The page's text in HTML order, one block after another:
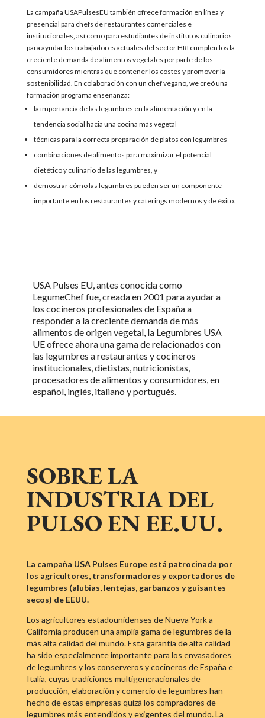
La campaña USAPulsesEU también ofrece formación en línea y
presencial para chefs de restaurantes comerciales e
institucionales, así comopara estudiantes deinstitutos culinarios
para ayudarlos trabajadores actuales del sector HRI cumplen los la
creciente demanda de alimentos vegetales por parte de los
consumidores mientras que contener los costes y promover la
sostenibilidad. En colaboración con un chef vegano, we creó una
formación programa enseñanza:
la importancia de las legumbres en la alimentación y en la
tendencia social hacia una cocina más vegetal
técnicas para la correcta preparación de platos con legumbres
combinaciones de alimentos para maximizar el potencial
dietético y culinario de las legumbres, y
demostrar cómo las legumbres pueden ser un componente
importante en los restaurantes y caterings modernos y de éxito.
USA Pulses EU, antes conocida como
LegumeChef fue, creada en 2001 para ayudar a
los cocineros profesionales de España a
responder a la creciente demanda de más
alimentos de origen vegetal, la Legumbres USA
UEofrece ahora una gama derelacionados con
las legumbres a restaurantes y cocineros
institucionales, dietistas, nutricionistas,
procesadores de alimentos y consumidores, en
español, inglés, italiano y portugués.
SOBRE LA
INDUSTRIA DEL
PULSO EN EE.UU.
La campaña USA Pulses Europe está patrocinada por
los agricultores, transformadores y exportadores de
legumbres (alubias, lentejas, garbanzos y guisantes
secos) de EEUU.
Los agricultores estadounidenses de Nueva York a
California producen una amplia gama de legumbres de la
más alta calidad del mundo. Esta garantía de alta calidad
ha sido especialmente importante para los envasadores
de legumbres y los conserveros y cocineros de España e
Italia, cuyas tradiciones multigeneracionales de
producción, elaboración y comercio de legumbres han
hecho de estas empresas quizá los compradores de
legumbres más entendidos y exigentes del mundo. La